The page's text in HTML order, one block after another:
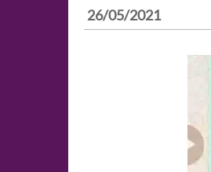
26/05/2021